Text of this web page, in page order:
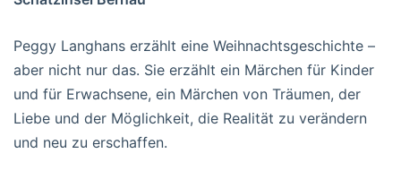
Peggy Langhans erzählt eine Weihnachtsgeschichte –
aber nicht nur das. Sie erzählt ein Märchen für Kinder
und für Erwachsene, ein Märchen von Träumen, der
Liebe und der Möglichkeit, die Realität zu verändern
und neu zu erschaffen.